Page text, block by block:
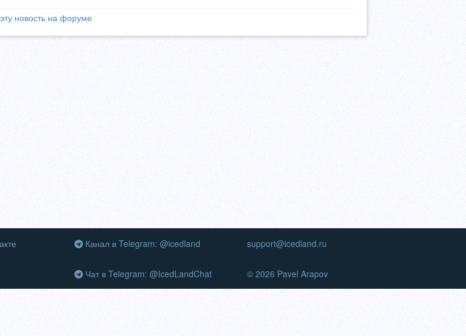
новость на форуме
Канал в Telegram: @icedland
Чат в Telegram: @IcedLandChat
support@icedland.ru
© 2026 Pavel Arapov